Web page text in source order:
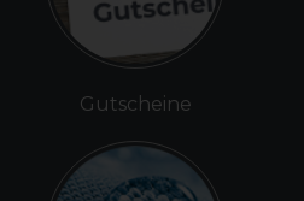
Gutscheine